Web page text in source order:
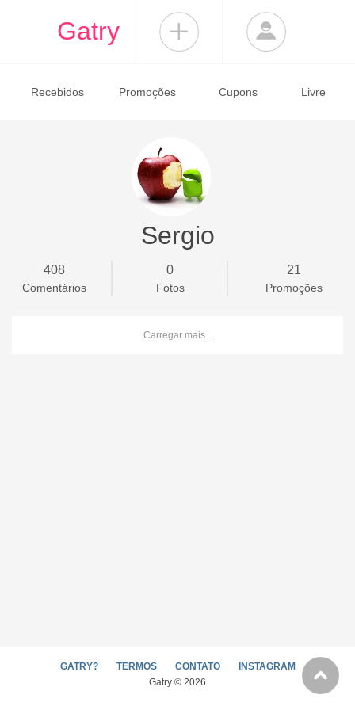
Gatry
Recebidos Promoções Cupons Livre
Sergio
408
Comentários
0
Fotos
21
Promoções
Carregar mais...
GATRY? TERMOS CONTATO
INSTAGRAM
Gatry © 2026